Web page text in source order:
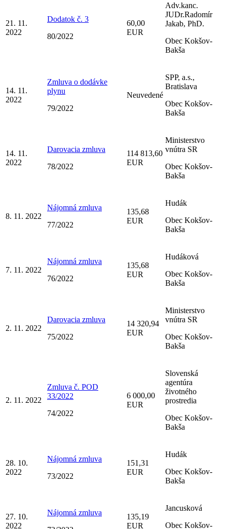
21. 11.
2022
Dodatok č. 3
80/2022
60,00
EUR
Adv.kanc.
JUDr.Radomír
Jakab, PhD.
Obec Kokšov-
Bakša
14. 11.
2022
Zmluva o dodávke
plynu
79/2022
Neuvedené
SPP, a.s.,
Bratislava
Obec Kokšov-
Bakša
14. 11.
2022
Darovacia zmluva
78/2022
114 813,60
EUR
Ministerstvo
vnútra SR
Obec Kokšov-
Bakša
8. 11. 2022
Nájomná zmluva
77/2022
135,68
EUR
Hudák
Obec Kokšov-
Bakša
7. 11. 2022
Nájomná zmluva
76/2022
135,68
EUR
Hudáková
Obec Kokšov-
Bakša
2. 11. 2022
Darovacia zmluva
75/2022
14 320,94
EUR
Ministerstvo
vnútra SR
Obec Kokšov-
Bakša
2. 11. 2022
Zmluva č. POD
33/2022
74/2022
6 000,00
EUR
Slovenská
agentúra
životného
prostredia
Obec Kokšov-
Bakša
28. 10.
2022
Nájomná zmluva
73/2022
151,31
EUR
Hudák
Obec Kokšov-
Bakša
27. 10.
2022
Nájomná zmluva
135,19
EUR
Jancusková
Obec Kokšov-